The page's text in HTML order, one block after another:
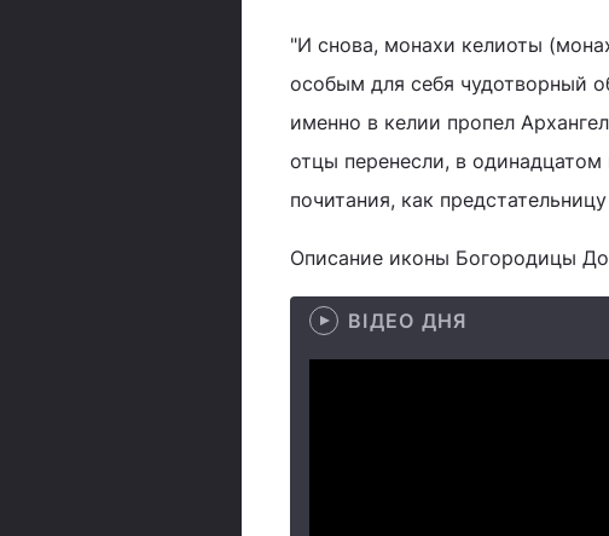
"И снова, монахи келиоты
особым для себя чудотворный
именно в келии пропел
отцы перенесли, в
почитания, как
Описание иконы Богородицы
ВІДЕО ДНЯ